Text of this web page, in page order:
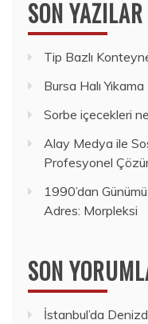
SON YAZILAR
Tip Bazlı
Bursa Halı Yıkama
Sorbe içecekleri
Alay Medya ile
Profesyonel
1990’dan
Adres: Morpleksi
SON
İstanbul’da